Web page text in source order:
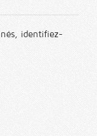
identifiez-